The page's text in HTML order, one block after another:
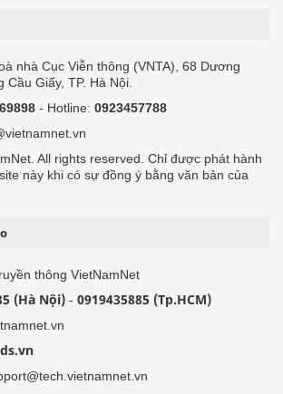
nhà Cục Viễn thông (VNTA), 68 Dương
Giấy, TP. Hà Nội.
- Hotline: 0923457788
All rights reserved. Chỉ được phát hành
này khi có sự đồng ý bằng văn bản của
thông VietNamNet
(Hà Nội) - 0919435885 (Tp.HCM)